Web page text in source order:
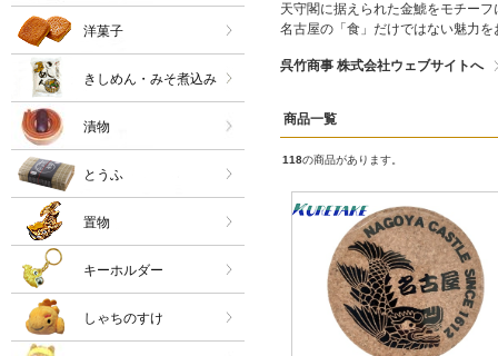
天守閣に据えられた金鯱をモチー
名古屋の「食」だけではない魅力
呉竹商事 株式会社ウェブサイトへ
商品一覧
118の商品があります。
洋菓子
きしめん・みそ煮込み
漬物
とうふ
置物
キーホルダー
しゃちのすけ